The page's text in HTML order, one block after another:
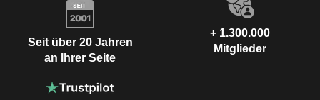
Seit über 20 Jahren
an Ihrer Seite
+ 1.300.000
Mitglieder